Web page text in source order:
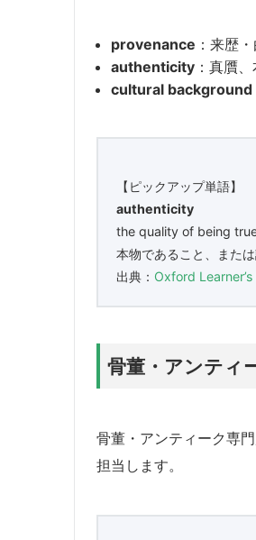
provenance ：来歴
authenticity ：真贋
cultural background
【ピックアップ単語】
authenticity
the quality of being
本物であること、また
出典： Oxford
骨董・アンティ
骨董・アンティーク専門
担当します。